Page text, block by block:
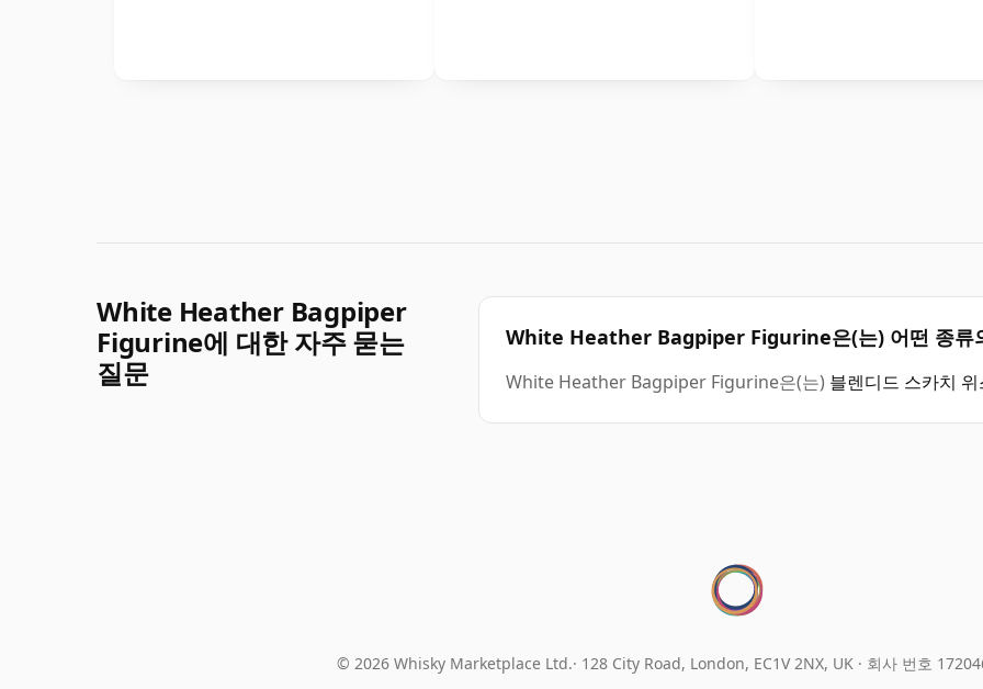
White Heather Bagpiper
Figurine에 대한 자주 묻는
질문
White Heather Bagpiper Figurine은(는) 어떤 종류
White Heather Bagpiper Figurine은(는) 블렌디드 스카치 위
© 2026 Whisky Marketplace Ltd. 128 City Road, London, EC1V 2NX, UK · 회사 번호